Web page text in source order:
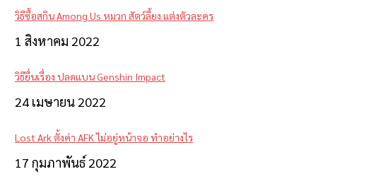
วิธีซื้อสกิน Among Us หมวก สัตว์ลี้ยง แต่งตัวละคร
1 สิงหาคม 2022
วิธียื่นเรื่อง ปลดแบน Genshin Impact
24 เมษายน 2022
Lost Ark ตั้งค่า AFK ไม่อยู่หน้าจอ ทำอย่างไร
17 กุมภาพันธ์ 2022